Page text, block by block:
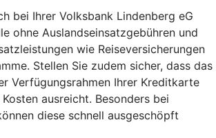
bei Ihrer Volksbank Lindenberg eG
ohne Auslandseinsatzgebühren und
wie Reiseversicherungen
Stellen Sie zudem sicher, dass das
Verfügungsrahmen Ihrer Kreditkarte
ausreicht. Besonders bei
diese schnell ausgeschöpft